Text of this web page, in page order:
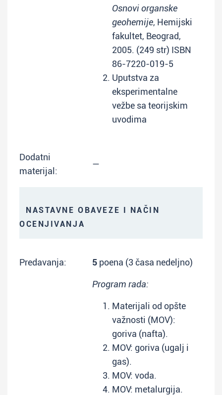
Osnovi organske
geohemije, Hemijski
fakultet, Beograd,
2005. (249 str) ISBN
86-7220-019-5
Uputstva za
eksperimentalne
vežbe sa teorijskim
uvodima
Dodatni
materijal:
—
NASTAVNE OBAVEZE I NAČIN
OCENJIVANJA
Predavanja: 5 poena (3 časa nedeljno)
Program rada:
Materijali od opšte
važnosti (MOV):
goriva (nafta).
MOV: goriva (ugalj i
gas).
MOV: voda.
MOV: metalurgija.